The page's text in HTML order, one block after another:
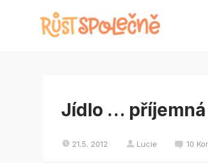
Jídlo …
21.5. 2012 Lucie 10